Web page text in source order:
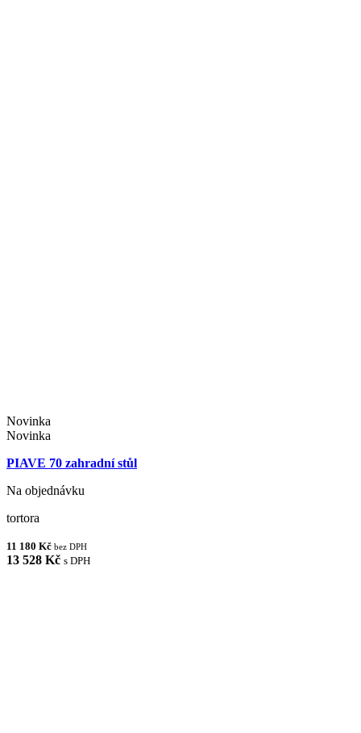
Novinka
Novinka
PIAVE 70 zahradní stůl
Na objednávku
tortora
11 180 Kč bez DPH
13 528 Kč s DPH